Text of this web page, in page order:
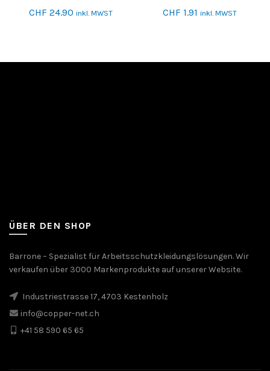
CHF 24.90 inkl. MWST
CHF 1.91 inkl. MWST
ÜBER DEN SHOP
Barrone – Spezialist für Arbeitsschutzkleidungslösungen. Wir
verkaufen über 3000 Markenprodukte auf unserer Website.
Industriestrasse 17, 4703 Kestenholz
info@copper-net.ch
+41 58 590 65 65